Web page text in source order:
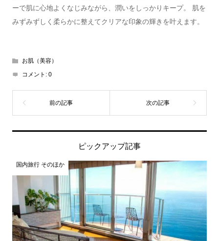
ーで肌に心地よくなじみながら、潤いをしっかりキープ。 肌を
みずみずしく柔らかに整えてクリアな印象の輝きを叶えます。
お肌（美容）
コメント: 0
ピックアップ記事
国内旅行 そのほか